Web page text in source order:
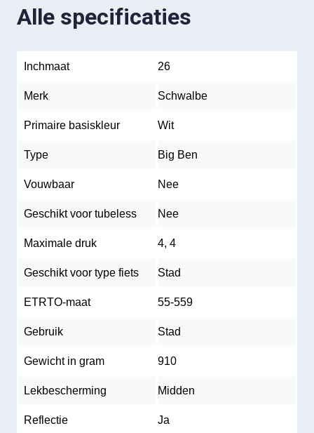
Alle specificaties
Inchmaat 26
Merk Schwalbe
Primaire basiskleur Wit
Type Big Ben
Vouwbaar Nee
Geschikt voor tubeless Nee
Maximale druk 4, 4
Geschikt voor type fiets Stad
ETRTO-maat 55-559
Gebruik Stad
Gewicht in gram 910
Lekbescherming Midden
Reflectie Ja